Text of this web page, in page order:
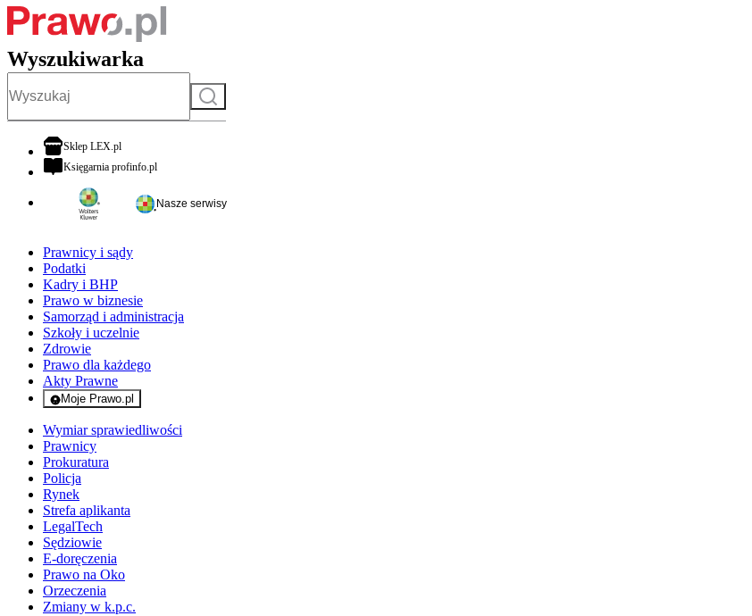
Wyszukiwarka
Szukaj
Sklep LEX.plotwiera się w nowej karcie
Księgarnia profinfo.plotwiera się w nowej karcie
Nasze serwisy
Prawnicy i sądy
Podatki
Kadry i BHP
Prawo w biznesie
Samorząd i administracja
Szkoły i uczelnie
Zdrowie
Prawo dla każdego
Akty Prawne
Moje Prawo.pl
- rejestracja i logowanie do serwisu
Wymiar sprawiedliwości
Prawnicy
Prokuratura
Policja
Rynek
Strefa aplikanta
LegalTech
Sędziowie
E-doręczenia
Prawo na Oko
Orzeczenia
Zmiany w k.p.c.